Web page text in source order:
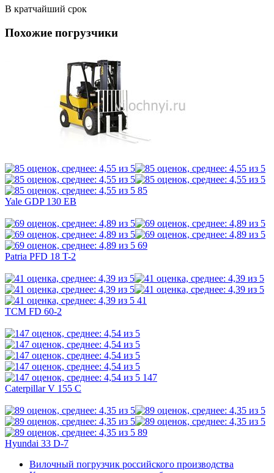
В кратчайший срок
Похожие погрузчики
85
Yale GDP 130 EB
69
Patria PFD 18 T-2
41
TCM FD 60-2
147
Caterpillar V 155 C
89
Hyundai 33 D-7
Вилочный погрузчик российского производства